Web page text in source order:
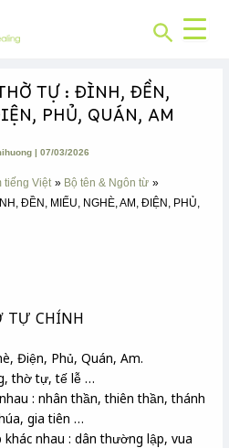
Search
TỰ : ĐÌNH, ĐỀN,
PHỦ, QUÁN, AM
|07/03/2026
tiếng Việt
Bộ tên & Ngôn từ
ĐỀN, MIẾU, NGHÈ, AM, ĐIỆN, PHỦ,
TỰ CHÍNH
Điện, Phủ, Quán, Am.
thờ tự, tế lễ …
: nhân thần, thiên thần, thánh
gia tiên …
nhau : dân thường lập, vua